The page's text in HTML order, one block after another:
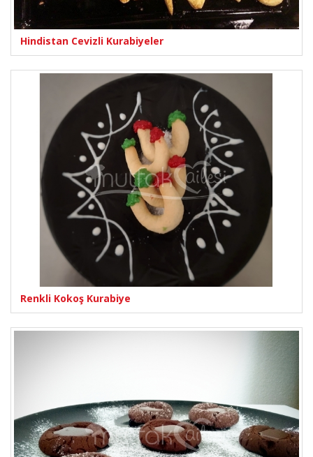
Hindistan Cevizli Kurabiyeler
Renkli Kokoş Kurabiye